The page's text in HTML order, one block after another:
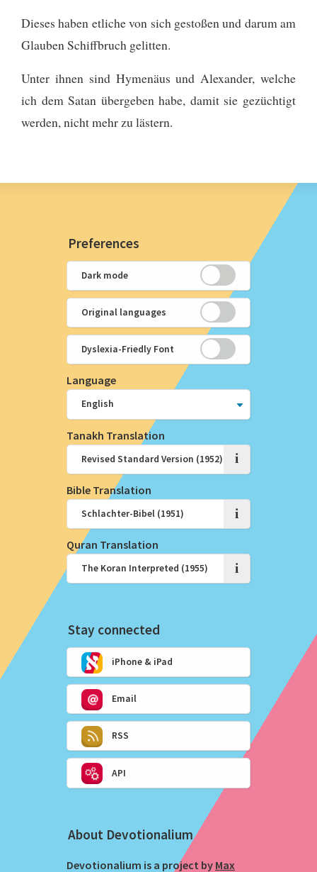
Dieses haben etliche von sich gestoßen und darum am
Glauben Schiffbruch gelitten.
Unter ihnen sind Hymenäus und Alexander, welche
ich dem Satan übergeben habe, damit sie gezüchtigt
werden, nicht mehr zu lästern.
Preferences
Dark mode
Original languages
Dyslexia-Friedly Font
Language
Tanakh Translation
i
Bible Translation
i
Quran Translation
i
Stay connected
iPhone & iPad
Email
RSS
API
About Devotionalium
Devotionalium is a project by Max